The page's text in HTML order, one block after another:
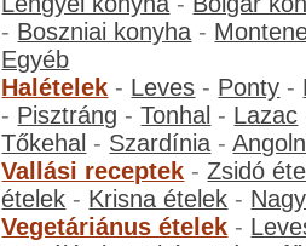
- Boszniai konyha -
Egyéb
Halételek - Leves - Ponty -
- Pisztráng -Tonhal - Lazac
Tőkehal - Szardínia -
Vallási receptek -Zsidó
ételek - Krisna ételek -
Vegetáriánus ételek -